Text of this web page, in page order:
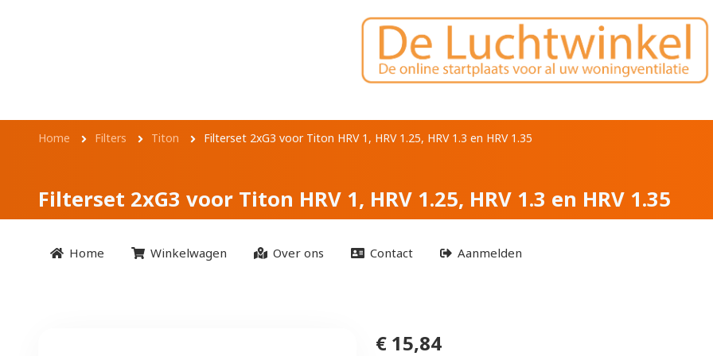
Filterset 2xG3 voor Titon HRV 1, HRV
Kruimelpad
Home Filters Titon Filterset 2xG3 voor Titon HRV 1, HRV 1.25, HRV 1.3 en HRV 1.35
Filterset 2xG3 voor Titon HRV 1, HRV 1.25, HRV 1.3 en HRV 1.35
Home Winkelwagen Over ons Contact Aanmelden
€ 15,84